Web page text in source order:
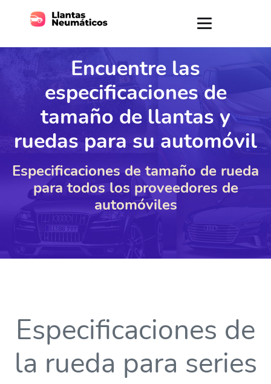
Encuentre las
especificaciones de
tamaño de llantas y
ruedas para su automóvil
Especificaciones de tamaño de rueda
para todos los proveedores de
automóviles
Especificaciones de
la rueda para series